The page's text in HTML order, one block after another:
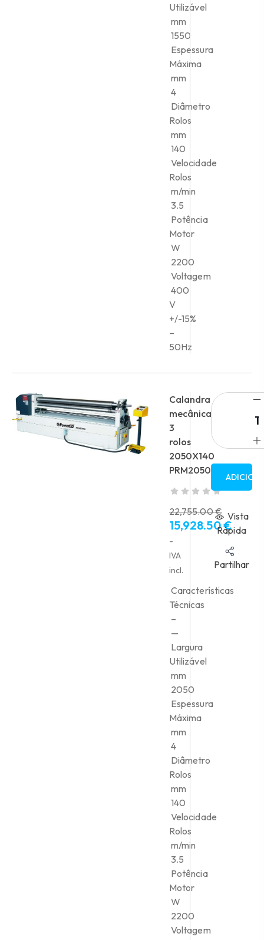
Utilizável
mm
1550
Espessura
Máxima
mm
4
Diâmetro
Rolos
mm
140
Velocidade
Rolos
m/min
3.5
Potência
Motor
W
2200
Voltagem
400
V
+/-15%
–
50Hz
Calandra
mecânica
3
rolos
2050X140
PRM2050
22,755.00€
O
preço
original
era:
15,928.50€
O
preço
atual
15,928.50 €.
-
IVA
incl.
Características
Técnicas
–
—
Largura
Utilizável
mm
2050
Espessura
Máxima
mm
4
Diâmetro
Rolos
mm
140
Velocidade
Rolos
m/min
3.5
Potência
Motor
W
2200
Voltagem
Vista
Rápida
Partilhar